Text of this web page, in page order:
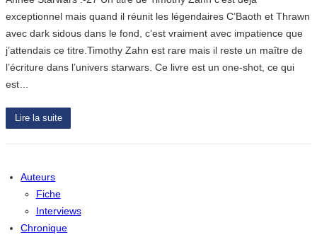
exceptionnel mais quand il réunit les légendaires C’Baoth et Thrawn
avec dark sidous dans le fond, c’est vraiment avec impatience que
j’attendais ce titre.Timothy Zahn est rare mais il reste un maître de
l’écriture dans l’univers starwars. Ce livre est un one-shot, ce qui
est…
Lire la suite
Auteurs
Fiche
Interviews
Chronique